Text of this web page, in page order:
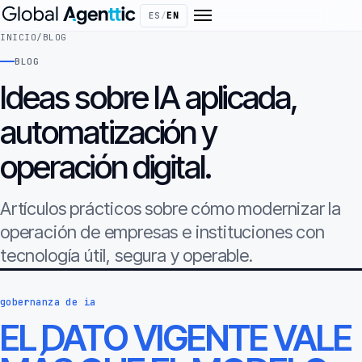
ES /EN
INICIO/ BLOG
BLOG
Ideas sobre IA aplicada,
automatización y
operación digital.
Artículos prácticos sobre cómo modernizar la
operación de empresas e instituciones con
tecnología útil, segura y operable.
gobernanza de ia
EL DATO VIGENTE VALE